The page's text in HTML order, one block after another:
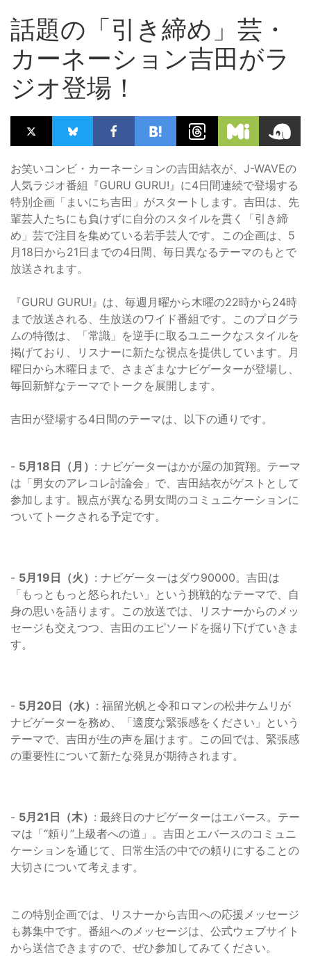
話題の「引き締め」芸・
カーネーション吉田がラ
ジオ登場！
お笑いコンビ・カーネーションの吉田結衣が、J-WAVEの
人気ラジオ番組『GURU GURU!』に4日間連続で登場する
特別企画「まいにち吉田」がスタートします。吉田は、先
輩芸人たちにも負けずに自分のスタイルを貫く「引き締
め」芸で注目を集めている若手芸人です。この企画は、5
月18日から21日までの4日間、毎日異なるテーマのもとで
放送されます。
『GURU GURU!』は、毎週月曜から木曜の22時から24時
まで放送される、生放送のワイド番組です。このプログラ
ムの特徴は、「常識」を逆手に取るユニークなスタイルを
掲げており、リスナーに新たな視点を提供しています。月
曜日から木曜日まで、さまざまなナビゲーターが登場し、
毎回新鮮なテーマでトークを展開します。
吉田が登場する4日間のテーマは、以下の通りです。
- 5月18日（月） : ナビゲーターはかが屋の加賀翔。テーマ
は「男女のアレコレ討論会」で、吉田結衣がゲストとして
参加します。観点が異なる男女間のコミュニケーションに
ついてトークされる予定です。
- 5月19日（火） : ナビゲーターはダウ90000。吉田は
「もっともっと怒られたい」という挑戦的なテーマで、自
身の思いを語ります。この放送では、リスナーからのメッ
セージも交えつつ、吉田のエピソードを掘り下げていきま
す。
- 5月20日（水） : 福留光帆と令和ロマンの松井ケムリが
ナビゲーターを務め、「適度な緊張感をください」という
テーマで、吉田が生の声を届けます。この回では、緊張感
の重要性について新たな発見が期待されます。
- 5月21日（木） : 最終日のナビゲーターはエバース。テー
マは「“頼り”上級者への道」。吉田とエバースのコミュニ
ケーションを通じて、日常生活の中での頼りにすることの
大切さについて考えます。
この特別企画では、リスナーから吉田への応援メッセージ
も募集中です。番組へのメッセージは、公式ウェブサイト
から送信できますので、ぜひ参加してみてください。